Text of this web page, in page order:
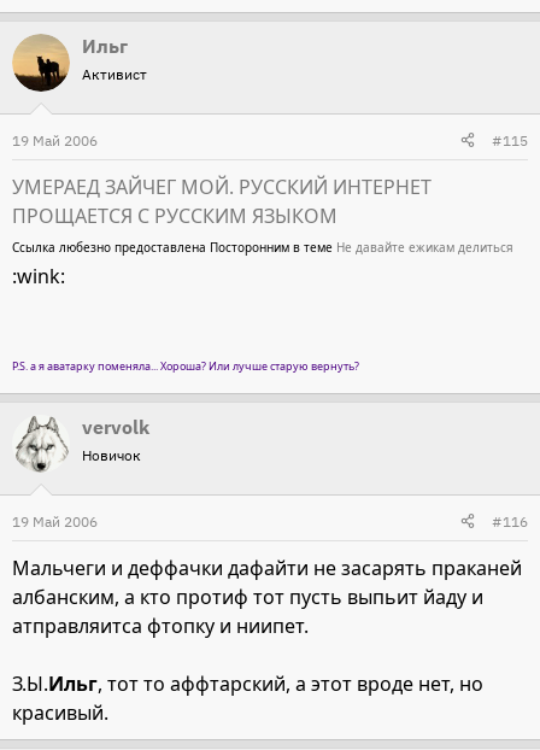
Ильг
Активист
19 Май 2006 #115
УМЕРАЕД ЗАЙЧЕГ МОЙ. РУССКИЙ ИНТЕРНЕТ
ПРОЩАЕТСЯ С РУССКИМ ЯЗЫКОМ
Ссылка любезно предоставлена Посторонним в теме Не давайте ежикам делиться
:wink:
P.S. а я аватарку поменяла... Хороша? Или лучше старую вернуть?
vervolk
Новичок
19 Май 2006 #116
Мальчеги и деффачки дафайти не засарять праканей
албанским, а кто протиф тот пусть выпьит йаду и
атправляитса фтопку и ниипет.
З.Ы.Ильг, тот то аффтарский, а этот вроде нет, но
красивый.